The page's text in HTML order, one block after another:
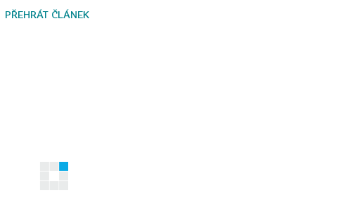
PŘEHRÁT ČLÁNEK